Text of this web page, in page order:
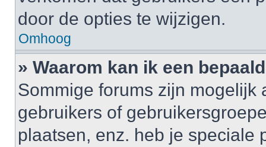
door de opties te wijzigen.
Omhoog
» Waarom kan ik een
Sommige forums zijn
gebruikers of
plaatsen, enz. heb je speciale